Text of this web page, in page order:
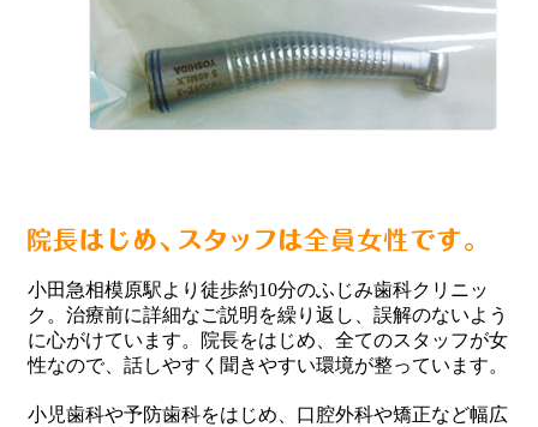
小田急相模原駅より徒歩約10分のふじみ歯科クリニッ
ク。治療前に詳細なご説明を繰り返し、誤解のないよう
に心がけています。院長をはじめ、全てのスタッフが女
性なので、話しやすく聞きやすい環境が整っています。
小児歯科や予防歯科をはじめ、口腔外科や矯正など幅広